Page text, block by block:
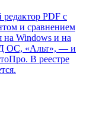
PDF с
и сравнением
на Windows и на
ОС, «Альт», — и
В реестре